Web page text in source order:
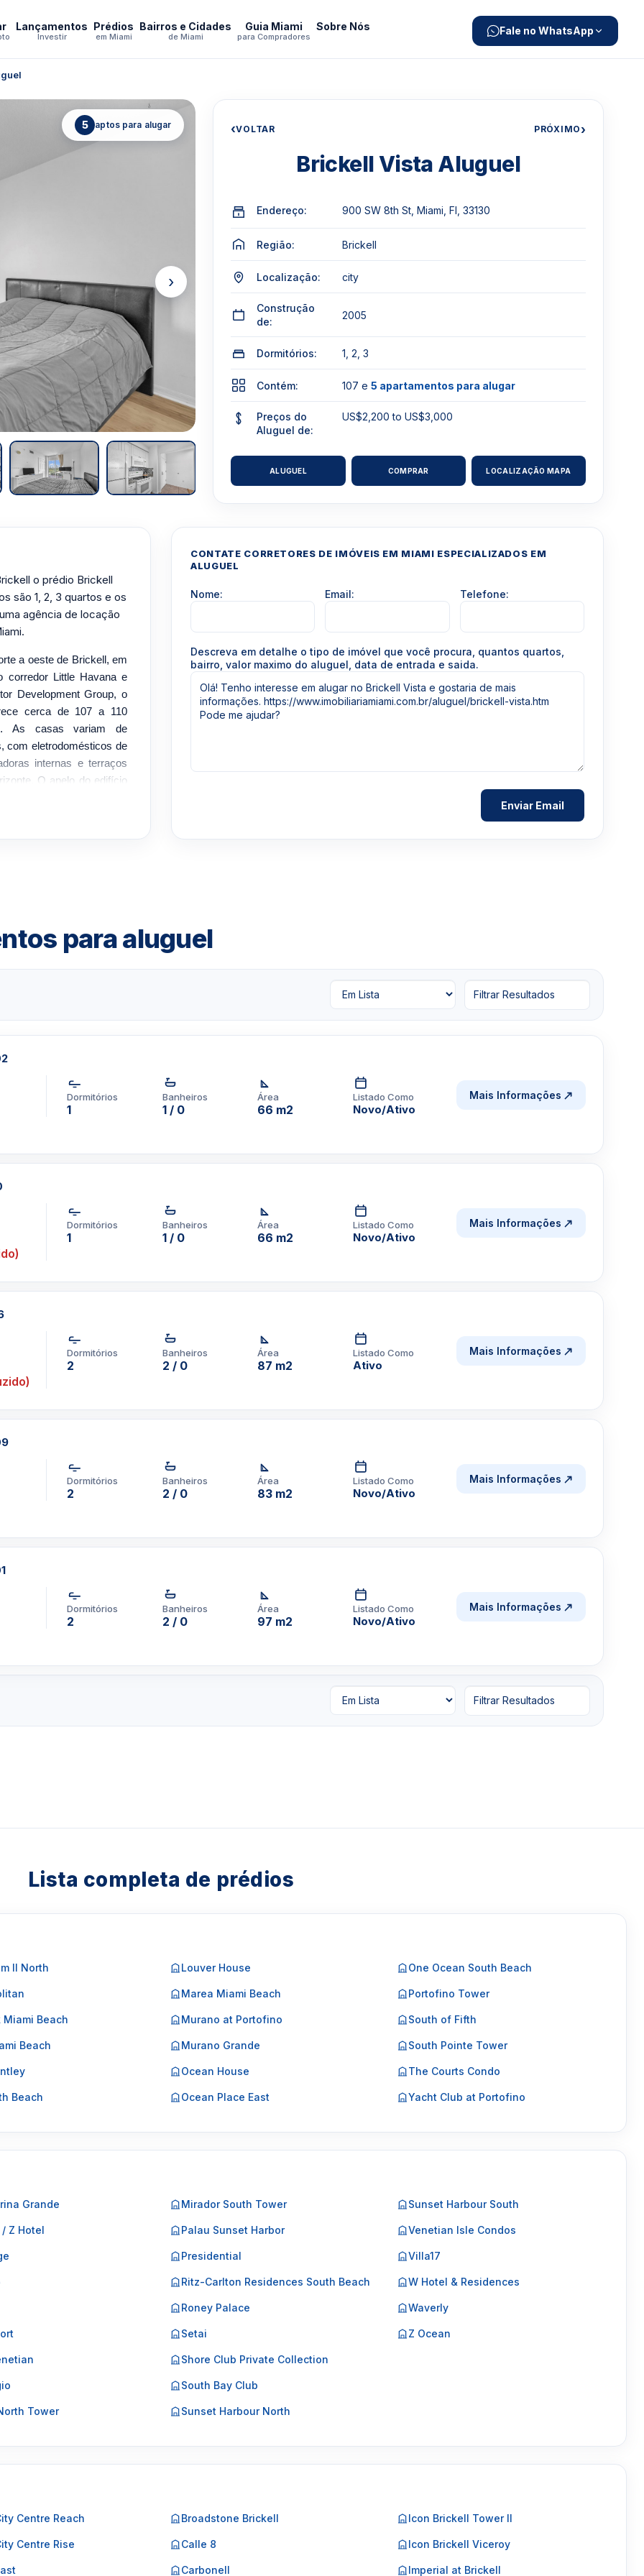
Lançamentos
Investir
Prédios
em Miami
Bairros e Cidades
de Miami
Guia Miami
para Compradores
Sobre Nós Fale no WhatsApp
5 aptos para alugar
Fonte: Unidade 1103
›
‹VOLTAR PRÓXIMO›
Brickell Vista Aluguel
Endereço: 900 SW 8th St, Miami, Fl, 33130
Região: Brickell
Localização: city
Construção
de:
2005
Dormitórios: 1, 2, 3
Contém: 107 e5 apartamentos para alugar
Preços do
Aluguel de:
US$2,200 to US$3,000
ALUGUEL COMPRAR LOCALIZAÇÃO MAPA
o prédio Brickell
são 1, 2, 3 quartos e os
agência de locação
a oeste de Brickell, em
corredor Little Havana e
Development Group, o
cerca de 107 a 110
As casas variam de
com eletrodomésticos de
internas e terraços
O apelo do edifício
centro de Brickell. Um
seguro e controlado.
Vista oferece um
Miami Beach, Key
de Miami.
loungeSala de jogos
de lobby 24
de
de
contrato de no
em Brickell pode
você procura alugar por
um corretor em
0613
CONTATE CORRETORES DE IMÓVEIS EM MIAMI ESPECIALIZADOS EM
ALUGUEL
Nome: Email: Telefone:
Descreva em detalhe o tipo de imóvel que você procura, quantos quartos,
bairro, valor maximo do aluguel, data de entrada e saida.
para aluguel
Filtrar Resultados
Dormitórios
1
Banheiros
1 / 0
Área
66 m2
Listado Como
Novo/Ativo
Mais Informações
Dormitórios
1
Banheiros
1 / 0
Área
66 m2
Listado Como
Novo/Ativo
Mais Informações
Dormitórios
2
Banheiros
2 / 0
Área
87 m2
Listado Como
Ativo
Mais Informações
Dormitórios
2
Banheiros
2 / 0
Área
83 m2
Listado Como
Novo/Ativo
Mais Informações
Dormitórios
2
Banheiros
2 / 0
Área
97 m2
Listado Como
Novo/Ativo
Mais Informações
Filtrar Resultados
Lista completa de prédios
II North
Miami Beach
Beach
Beach
Louver House
Marea Miami Beach
Murano at Portofino
Murano Grande
Ocean House
Ocean Place East
One Ocean South Beach
Portofino Tower
South of Fifth
South Pointe Tower
The Courts Condo
Yacht Club at Portofino
Grande
Z Hotel
Tower
Mirador South Tower
Palau Sunset Harbor
Presidential
Ritz-Carlton Residences South Beach
Roney Palace
Setai
Shore Club Private Collection
South Bay Club
Sunset Harbour North
Sunset Harbour South
Venetian Isle Condos
Villa17
W Hotel & Residences
Waverly
Z Ocean
Centre Reach
Centre Rise
Broadstone Brickell
Calle 8
Carbonell
Icon Brickell Tower II
Icon Brickell Viceroy
Imperial at Brickell